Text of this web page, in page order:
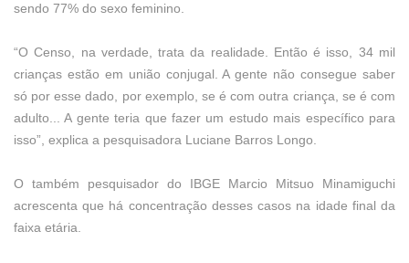
sendo 77% do sexo feminino.
“O Censo, na verdade, trata da realidade. Então é isso, 34 mil
crianças estão em união conjugal. A gente não consegue saber
só por esse dado, por exemplo, se é com outra criança, se é com
adulto... A gente teria que fazer um estudo mais específico para
isso”, explica a pesquisadora Luciane Barros Longo.
O também pesquisador do IBGE Marcio Mitsuo Minamiguchi
acrescenta que há concentração desses casos na idade final da
faixa etária.